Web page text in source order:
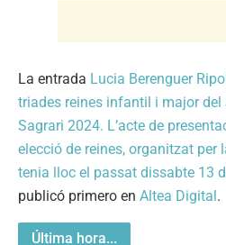
La entrada Lucia Berenguer
triades reines infantil i major del
Sagrari 2024. L’acte de
elecció de reines, organitzat per
tenia lloc el passat dissabte 13
publicó primero en Altea Digital.
Última hora...